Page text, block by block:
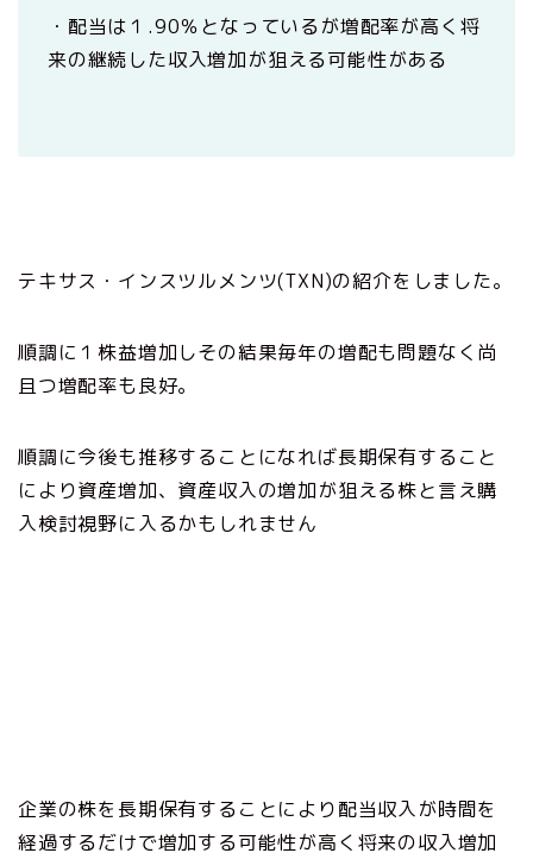
・配当は１.90％となっているが増配率が高く将
来の継続した収入増加が狙える可能性がある
テキサス・インスツルメンツ(TXN)の紹介をしました。
順調に１株益増加しその結果毎年の増配も問題なく尚
且つ増配率も良好。
順調に今後も推移することになれば長期保有すること
により資産増加、資産収入の増加が狙える株と言え購
入検討視野に入るかもしれません
企業の株を長期保有することにより配当収入が時間を
経過するだけで増加する可能性が高く将来の収入増加